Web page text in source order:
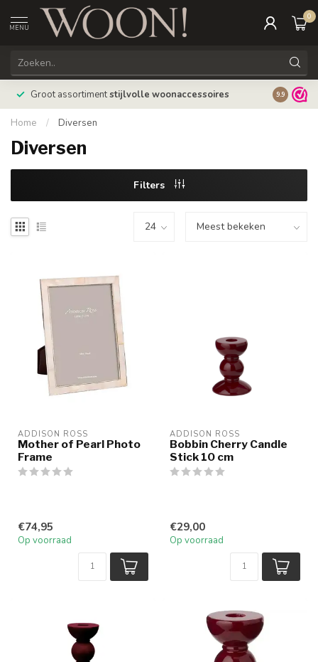
MENU
0
Groot assortimentstijlvolle woonaccessoires 9.9
Home / Diversen
Diversen
Filters
ADDISON ROSS
Mother of Pearl Photo
Frame
€74,95
Op voorraad
ADDISON ROSS
Bobbin Cherry Candle
Stick 10 cm
€29,00
Op voorraad